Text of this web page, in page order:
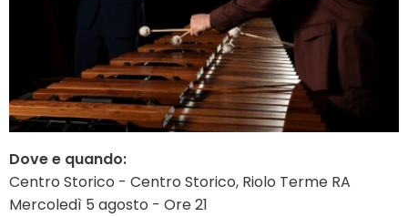
Dove e quando:
Centro Storico - Centro Storico, Riolo Terme RA
Mercoledì 5 agosto - Ore 21